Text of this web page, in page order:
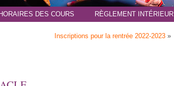
HORAIRES DES COURS RÈGLEMENT INTÉRIEUR
Inscriptions pour la rentrée 2022-2023»